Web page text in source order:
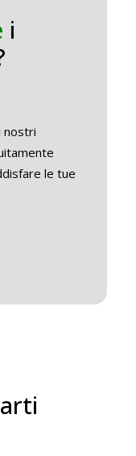
i
nostri
le tue